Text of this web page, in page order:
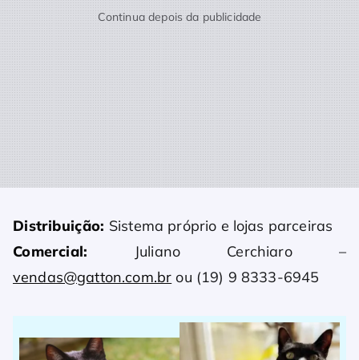
Continua depois da publicidade
Distribuição: Sistema próprio e lojas parceiras
Comercial: Juliano Cerchiaro –
vendas@gatton.com.br ou (19) 9 8333-6945